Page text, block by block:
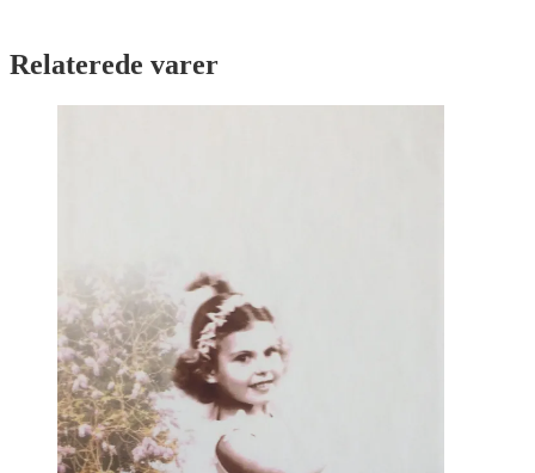
Relaterede varer